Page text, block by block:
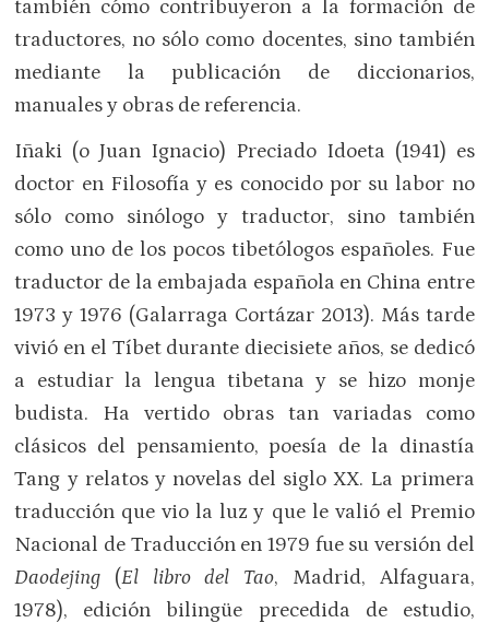
también cómo contribuyeron a la formación de
traductores, no sólo como docentes, sino también
mediante la publicación de diccionarios,
manuales y obras de referencia.
Iñaki (o Juan Ignacio) Preciado Idoeta (1941) es
doctor en Filosofía y es conocido por su labor no
sólo como sinólogo y traductor, sino también
como uno de los pocos tibetólogos españoles. Fue
traductor de la embajada española en China entre
1973 y 1976 (Galarraga Cortázar 2013). Más tarde
vivió en el Tíbet durante diecisiete años, se dedicó
a estudiar la lengua tibetana y se hizo monje
budista. Ha vertido obras tan variadas como
clásicos del pensamiento, poesía de la dinastía
Tang y relatos y novelas del siglo XX. La primera
traducción que vio la luz y que le valió el Premio
Nacional de Traducción en 1979 fue su versión del
Daodejing (El libro del Tao, Madrid, Alfaguara,
1978), edición bilingüe precedida de estudio,